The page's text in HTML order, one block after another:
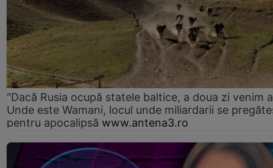
"Dacă Rusia ocupă statele baltice, a doua zi venim
Unde este Wamani, locul unde miliardarii se
pentru apocalipsă www.antena3.ro